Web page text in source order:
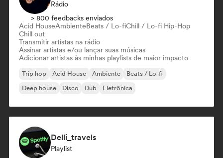
Rádio
> 800 feedbacks enviados
Acid HouseAmbienteBeats / Lo-fiChill / Lo-fi Hip-Hop
Chill out
Transmitir artistas na rádio
Assinar artistas e/ou lançar suas músicas
Adicionar artistas às minhas playlists de maior impacto
Trip hop Acid House Ambiente
Beats / Lo-fi
Deep house
Disco Dub Eletrônica
Delli_travels
Playlist